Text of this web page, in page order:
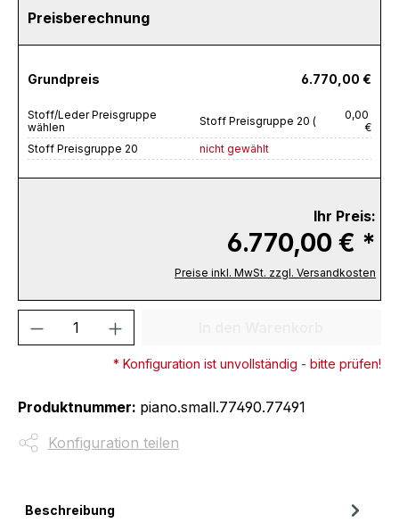
Preisberechnung
Grundpreis 6.770,00 €
Stoff/Leder Preisgruppe
wählen
Stoff Preisgruppe 20 (
0,00
€
Stoff Preisgruppe 20
nicht gewählt
Ihr Preis:
6.770,00 € *
Preise inkl. MwSt. zzgl. Versandkosten
Produkt Anzahl: Gib den
* Konfiguration ist unvollständig - bitte prüfen!
Produktnummer: piano.small.77490.77491
Konfiguration teilen
Beschreibung